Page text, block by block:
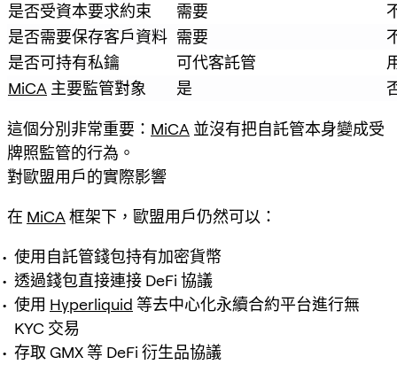
是否受資本要求約束
需要
是否需要保存客戶資料 需要
是否可持有私鑰
可代客託管
MiCA 主要監管對象 是
這個分別非常重要： MiCA 並沒有把自託管本身變成受
牌照監管的行為。
對歐盟用戶的實際影響
在 MiCA 框架下，歐盟用戶仍然可以：
使用自託管錢包持有加密貨幣
透過錢包直接連接 DeFi 協議
使用 Hyperliquid 等去中心化永續合約平台進行無
KYC 交易
存取 GMX 等 DeFi 衍生品協議